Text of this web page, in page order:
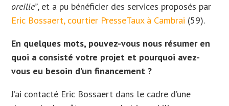
oreille”, et a pu bénéficier des services proposés par
Eric Bossaert, courtier PresseTaux à Cambrai (59).
En quelques mots, pouvez-vous nous résumer en
quoi a consisté votre projet et pourquoi avez-
vous eu besoin d’un financement ?
J’ai contacté Eric Bossaert dans le cadre d’une